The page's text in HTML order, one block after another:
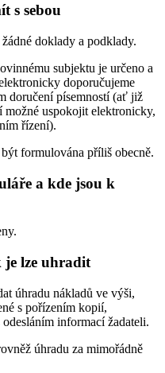
s sebou
doklady a podklady.
subjektu je určeno a
doporučujeme
doručení písemností (ať již
uspokojit elektronicky,
řízení).
formulována příliš obecně.
a kde jsou k
je lze uhradit
úhradu nákladů ve výši,
s pořízením kopií,
informací žadateli.
úhradu za mimořádně